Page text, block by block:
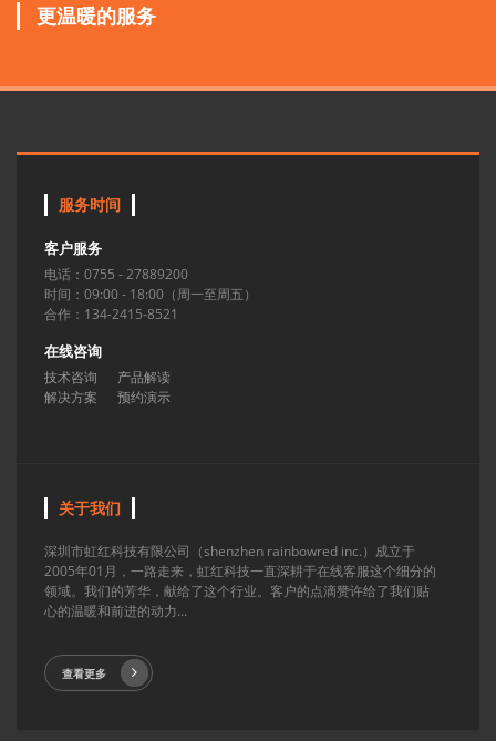
更温暖的服务
服务时间
客户服务
电话：0755 - 27889200
时间：09:00 - 18:00（周一至周五）
合作：134-2415-8521
在线咨询
技术咨询
产品解读
解决方案
预约演示
关于我们
深圳市虹红科技有限公司（shenzhen rainbowred inc.）成立于
2005年01月，一路走来，虹红科技一直深耕于在线客服这个细分的
领域。我们的芳华，献给了这个行业。客户的点滴赞许给了我们贴
心的温暖和前进的动力...
查看更多